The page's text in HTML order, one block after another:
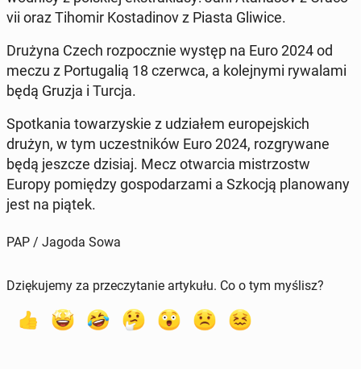
vii oraz Tihomir Ko­sta­di­nov z Piasta Gliwice.
Drużyna Czech roz­pocz­nie występ na Euro 2024 od
meczu z Por­tu­ga­lią 18 czerwca, a ko­lej­ny­mi ry­wa­la­mi
będą Gruzja i Turcja.
Spo­tka­nia to­wa­rzy­skie z udzia­łem eu­ro­pej­skich
drużyn, w tym uczest­ni­ków Euro 2024, roz­gry­wa­ne
będą jeszcze dzisiaj. Mecz otwar­cia mi­strzostw
Europy po­mię­dzy go­spo­da­rza­mi a Szkocją pla­no­wa­ny
jest na piątek.
PAP / Jagoda Sowa
Dziękujemy za przeczytanie artykułu. Co o tym myślisz?